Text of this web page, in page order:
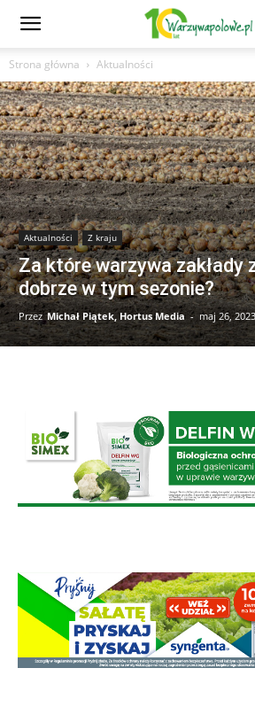
Strona główna Aktualności
Aktualności Z kraju
Za które warzywa zakłady
dobrze w tym sezonie?
Przez Michał Piątek, Hortus Media - maj 26, 2023